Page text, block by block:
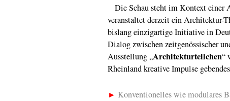
Die Schau steht im Kontext einer
veranstaltet derzeit ein Architektur-
bislang einzigartige Initiative in
Dialog zwischen zeitgenössischer
Ausstellung „Architekturteilchen“
Rheinland kreative Impulse
► Konventionelles wie modulares